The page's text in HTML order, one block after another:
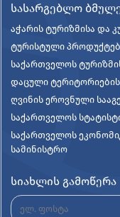
სასარგებლო
აჭარის ტურიზმისა და
ტურისტული
საქართველოს
დაცული ტერიტორიების
ღვინის ეროვნული
საქართველოს
საქართველოს
სამინისტრო
სიახლის გამოწერა